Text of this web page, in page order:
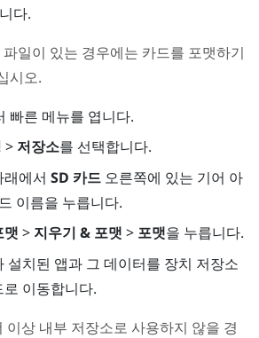
다.
일이 있는 경우에는 카드를 포맷하기
시오.
빠른 메뉴를 엽니다.
> 저장소를 선택합니다.
에서 SD 카드오른쪽에 있는 기어 아
이름을 누릅니다.
맷 > 지우기 & 포맷 > 포맷을 누릅니다.
설치된 앱과 그 데이터를 장치 저장소
이동합니다.
이상 내부 저장소로 사용하지 않을 경